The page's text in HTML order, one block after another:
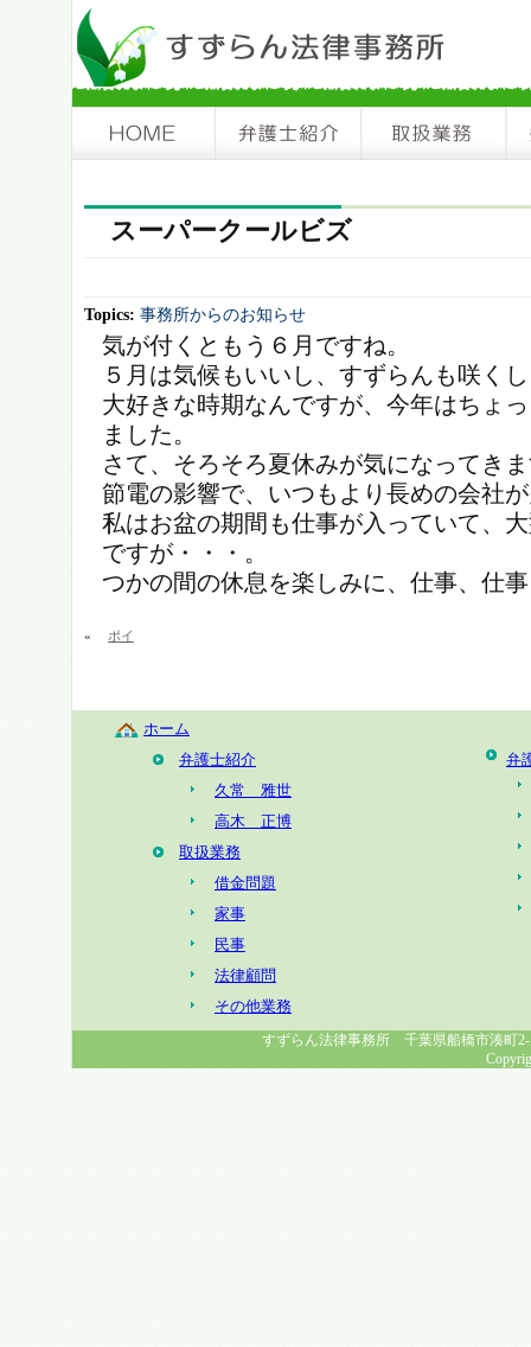
スーパークールビズ
Topics: 事務所からのお知らせ
気が付くともう６月ですね。
５月は気候もいいし、すずらんも咲く
大好きな時期なんですが、今年はちょ
ました。
さて、そろそろ夏休みが気になってき
節電の影響で、いつもより長めの会社
私はお盆の期間も仕事が入っていて、
ですが・・・。
つかの間の休息を楽しみに、仕事、仕
« ポイ
ホーム
弁護士紹介
久常 雅世
高木 正博
取扱業務
借金問題
家事
民事
法律顧問
その他業務
弁
すずらん法律事務所 千葉県船橋市湊町